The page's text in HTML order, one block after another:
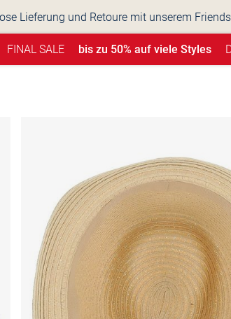
Lieferung und Retoure mit unserem
FINAL SALE bis zu 50% auf viele Styles